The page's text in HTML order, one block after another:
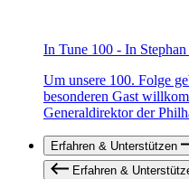
In Tune 100 - In Stephan
Um unsere 100. Folge
besonderen Gast
Generaldirektor der
Erfahren & Unterstützen
Erfahren &